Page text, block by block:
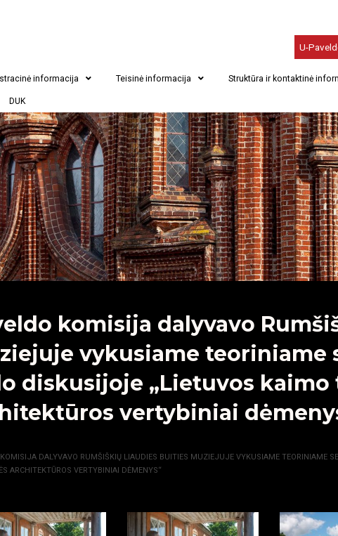
U-
informacija Teisinė informacija Struktūra ir kontaktinė
DUK
komisija dalyvavo
vykusiame teoriniame
diskusijoje „Lietuvos kaimo
vertybiniai
KOMISIJA DALYVAVO RUMŠIŠKIŲ LIAUDIES BUITIES MUZIEJUJE VYKUSIAME TEORINIAME
ARCHITEKTŪROS VERTYBINIAI DĖMENYS“